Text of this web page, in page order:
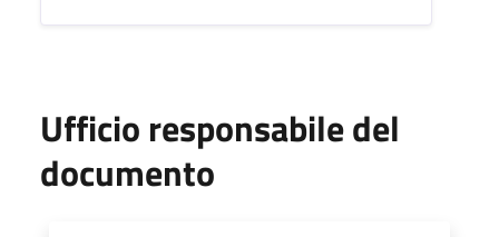
Ufficio responsabile del
documento